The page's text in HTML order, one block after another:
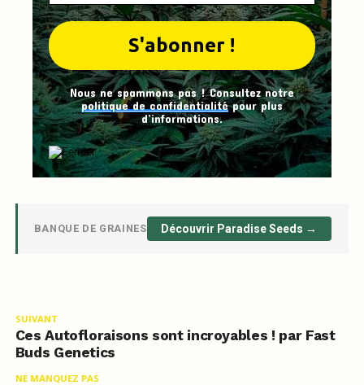
Nous ne spammons pas ! Consultez notre
politique de confidentialitépour plus
d’informations.
BANQUE DE GRAINES Découvrir Paradise Seeds →
SUIVANT
Ces Autofloraisons sont incroyables ! par Fast
Buds Genetics
NE MANQUEZ PAS